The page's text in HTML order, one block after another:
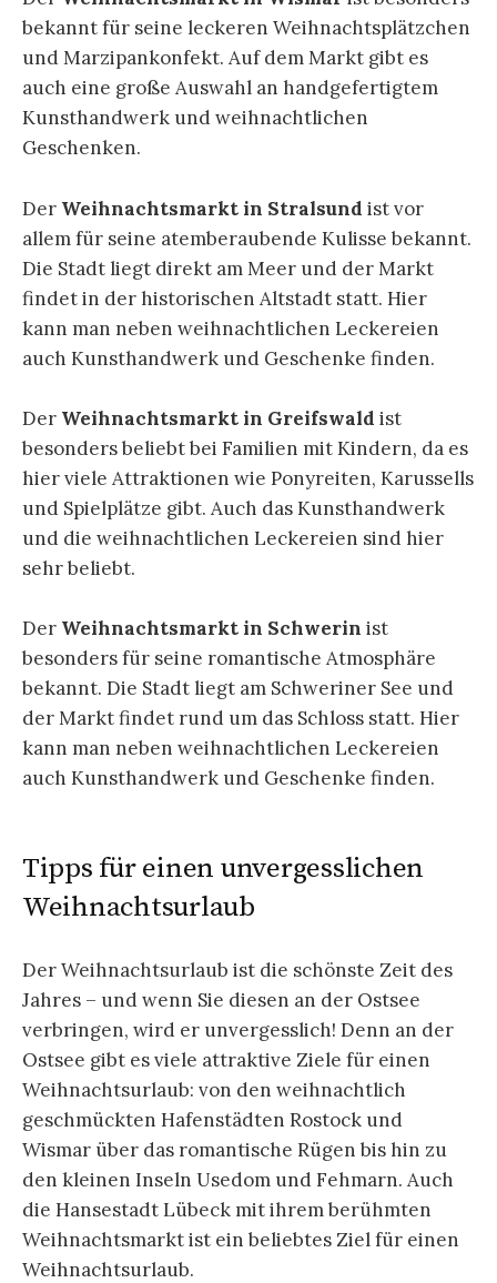
bekannt für seine leckeren Weihnachtsplätzchen
und Marzipankonfekt. Auf dem Markt gibt es
auch eine große Auswahl an handgefertigtem
Kunsthandwerk und weihnachtlichen
Geschenken.
Der Weihnachtsmarkt in Stralsund ist vor
allem für seine atemberaubende Kulisse bekannt.
Die Stadt liegt direkt am Meer und der Markt
findet in der historischen Altstadt statt. Hier
kann man neben weihnachtlichen Leckereien
auch Kunsthandwerk und Geschenke finden.
Der Weihnachtsmarkt in Greifswald ist
besonders beliebt bei Familien mit Kindern, da es
hier viele Attraktionen wie Ponyreiten, Karussells
und Spielplätze gibt. Auch das Kunsthandwerk
und die weihnachtlichen Leckereien sind hier
sehr beliebt.
Der Weihnachtsmarkt in Schwerin ist
besonders für seine romantische Atmosphäre
bekannt. Die Stadt liegt am Schweriner See und
der Markt findet rund um das Schloss statt. Hier
kann man neben weihnachtlichen Leckereien
auch Kunsthandwerk und Geschenke finden.
Tipps für einen unvergesslichen
Weihnachtsurlaub
Der Weihnachtsurlaub ist die schönste Zeit des
Jahres – und wenn Sie diesen an der Ostsee
verbringen, wird er unvergesslich! Denn an der
Ostsee gibt es viele attraktive Ziele für einen
Weihnachtsurlaub: von den weihnachtlich
geschmückten Hafenstädten Rostock und
Wismar über das romantische Rügen bis hin zu
den kleinen Inseln Usedom und Fehmarn. Auch
die Hansestadt Lübeck mit ihrem berühmten
Weihnachtsmarkt ist ein beliebtes Ziel für einen
Weihnachtsurlaub.